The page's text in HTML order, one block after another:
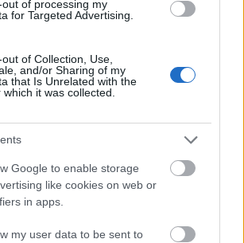
out of processing my
for Targeted Advertising.
of Collection, Use,
and/or Sharing of my
that Is Unrelated with the
it was collected.
Google to enable storage
like cookies on web or
in apps.
my user data to be sent to
a Békés Megyei Központi Kórház
Kádár Éva, a Wörwag Pharma Kft.
2019. 04. 17-én megnyitották a
Centrumot. A
az idegkárosodás a
leggyakoribb szövődménye,